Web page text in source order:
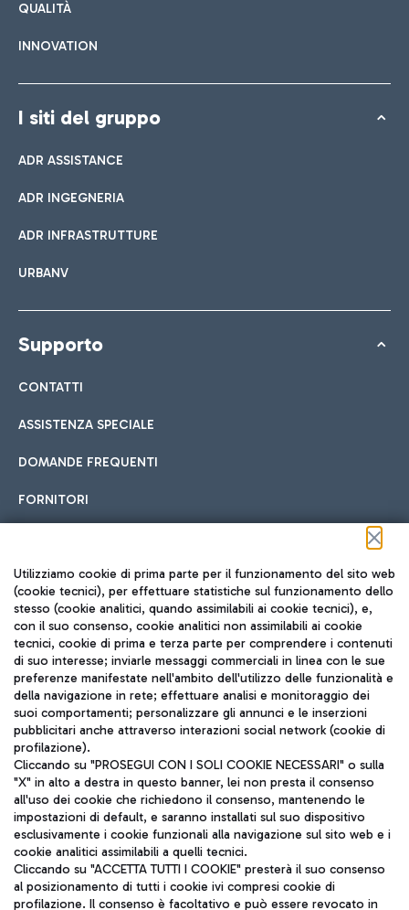
QUALITÀ
INNOVATION
I siti del gruppo
ADR ASSISTANCE
ADR INGEGNERIA
ADR INFRASTRUTTURE
URBANV
Supporto
CONTATTI
ASSISTENZA SPECIALE
DOMANDE FREQUENTI
FORNITORI
Seguici sui social
TRAVEL JOURNAL
ITA
Aeroporti di Roma S.p.A. - Società soggetta a direzione e
coordinamento di Mundys S.p.A.
Codice fiscale e Registro delle Imprese di Roma 13032990155 P.
IVA 06572251004
Utilizziamo cookie di prima parte per il funzionamento del sito web
(cookie tecnici), per effettuare statistiche sul funzionamento dello
stesso (cookie analitici, quando assimilabili ai cookie tecnici), e,
con il suo consenso, cookie analitici non assimilabili ai cookie
tecnici, cookie di prima e terza parte per comprendere i contenuti
di suo interesse; inviarle messaggi commerciali in linea con le sue
preferenze manifestate nell'ambito dell'utilizzo delle funzionalità e
della navigazione in rete; effettuare analisi e monitoraggio dei
suoi comportamenti; personalizzare gli annunci e le inserzioni
pubblicitari anche attraverso interazioni social network (cookie di
profilazione).
Cliccando su "PROSEGUI CON I SOLI COOKIE NECESSARI" o sulla
"X" in alto a destra in questo banner, lei non presta il consenso
all'uso dei cookie che richiedono il consenso, mantenendo le
impostazioni di default, e saranno installati sul suo dispositivo
esclusivamente i cookie funzionali alla navigazione sul sito web e i
cookie analitici assimilabili a quelli tecnici.
Cliccando su "ACCETTA TUTTI I COOKIE" presterà il suo consenso
al posizionamento di tutti i cookie ivi compresi cookie di
profilazione. Il consenso è facoltativo e può essere revocato in